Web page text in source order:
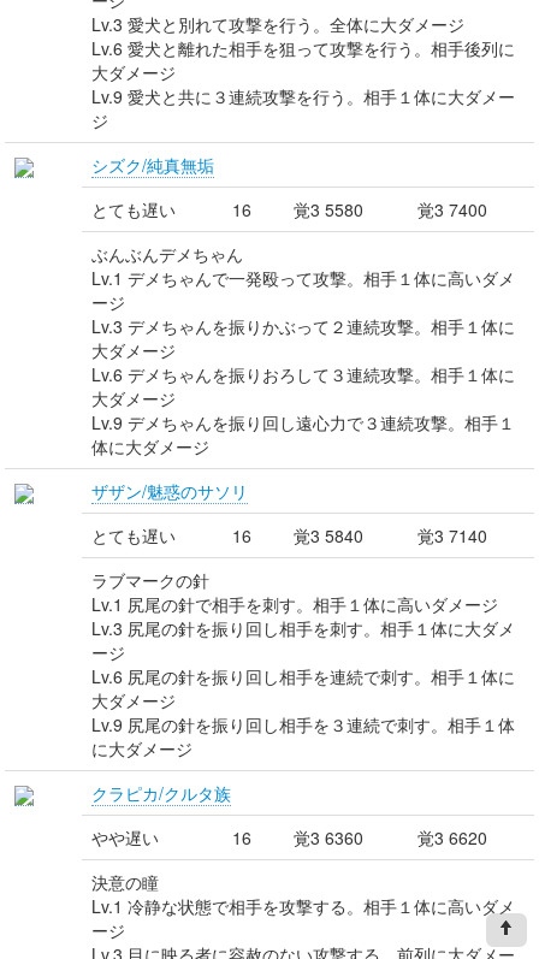
Lv.3 愛犬と別れて攻撃を行う。全体に大ダメージ
Lv.6 愛犬と離れた相手を狙って攻撃を行う。相手後列に
大ダメージ
Lv.9 愛犬と共に３連続攻撃を行う。相手１体に大ダメー
ジ
シズク/純真無垢
とても遅い
16 覚3 5580
覚3 7400
ぶんぶんデメちゃん
Lv.1 デメちゃんで一発殴って攻撃。相手１体に高いダメ
ージ
Lv.3 デメちゃんを振りかぶって２連続攻撃。相手１体に
大ダメージ
Lv.6 デメちゃんを振りおろして３連続攻撃。相手１体に
大ダメージ
Lv.9 デメちゃんを振り回し遠心力で３連続攻撃。相手１
体に大ダメージ
ザザン/魅惑のサソリ
とても遅い
16 覚3 5840
覚3 7140
ラブマークの針
Lv.1 尻尾の針で相手を刺す。相手１体に高いダメージ
Lv.3 尻尾の針を振り回し相手を刺す。相手１体に大ダメ
ージ
Lv.6 尻尾の針を振り回し相手を連続で刺す。相手１体に
大ダメージ
Lv.9 尻尾の針を振り回し相手を３連続で刺す。相手１体
に大ダメージ
クラピカ/クルタ族
やや遅い
16 覚3 6360
覚3 6620
決意の瞳
Lv.1 冷静な状態で相手を攻撃する。相手１体に高いダメ
ージ
Lv.3 目に映る者に容赦のない攻撃する。前列に大ダメー